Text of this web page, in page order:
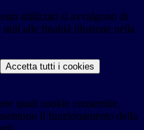
utilizzati si avvalgono di
utili alle finalità illustrate nella
Accetta tutti i cookies
quali cookie consentire.
il funzionamento della